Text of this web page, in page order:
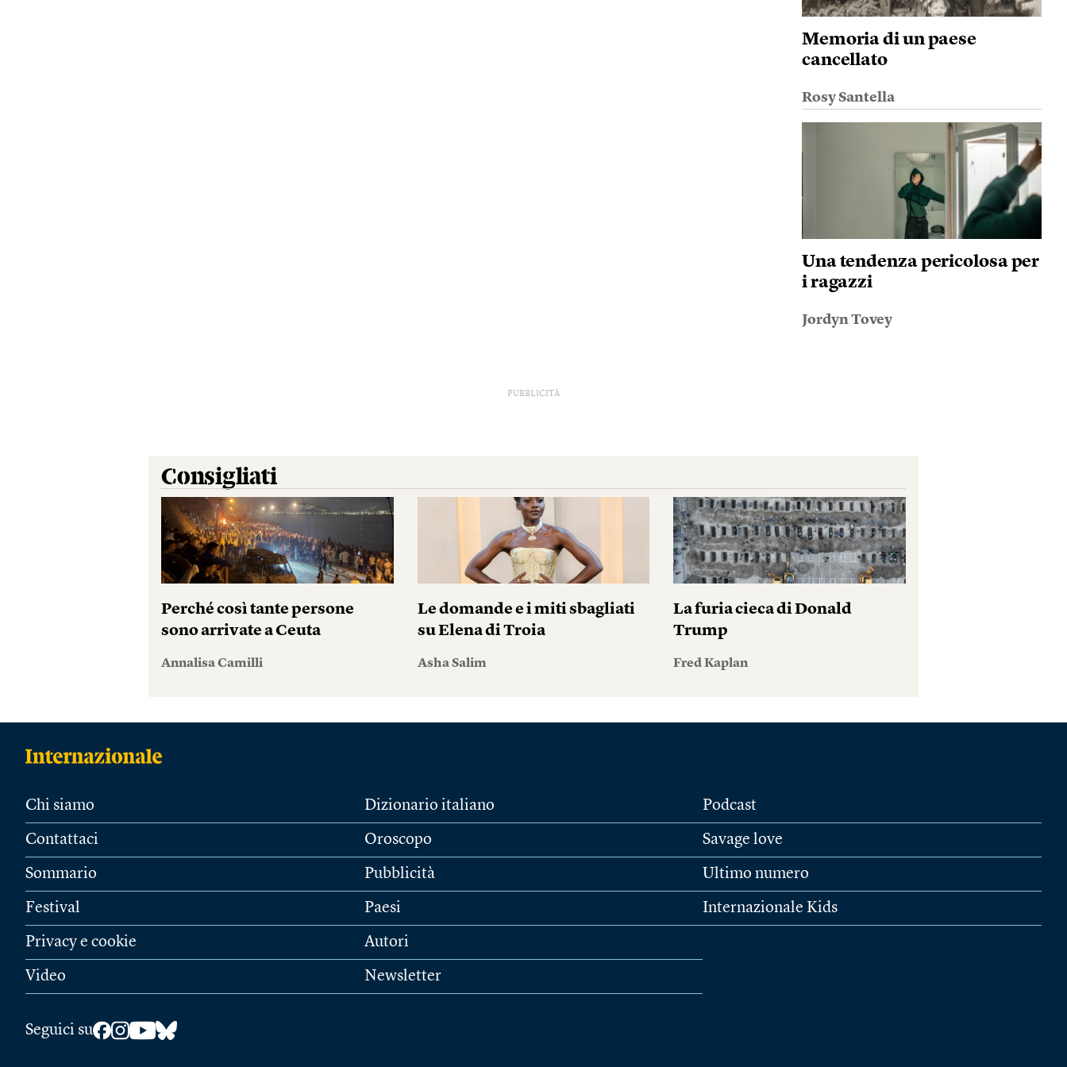
Memoria di un paese
cancellato
Rosy Santella
Una tendenza pericolosa per
i ragazzi
Jordyn Tovey
PUBBLICITÀ
Consigliati
Perché così tante persone
sono arrivate a Ceuta
Annalisa Camilli
Le domande e i miti sbagliati
su Elena di Troia
Asha Salim
La furia cieca di Donald
Trump
Fred Kaplan
Chi siamo
Contattaci
Sommario
Festival
Privacy e cookie
Video
Dizionario italiano
Oroscopo
Pubblicità
Paesi
Autori
Newsletter
Podcast
Savage love
Ultimo numero
Internazionale Kids
Seguici su